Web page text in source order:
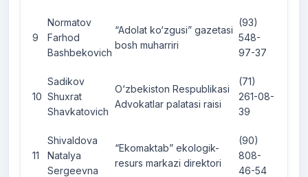
9
Normatov
Farhod
Bashbekovich
“Adolat ko‘zgusi” gazetasi
bosh muharriri
(93)
548-
97-37
10
Sadikov
Shuxrat
Shavkatovich
O‘zbekiston Respublikasi
Advokatlar palatasi raisi
(71)
261-08-
39
11
Shivaldova
Natalya
Sergeevna
“Ekomaktab” ekologik-
resurs markazi direktori
(90)
808-
46-54